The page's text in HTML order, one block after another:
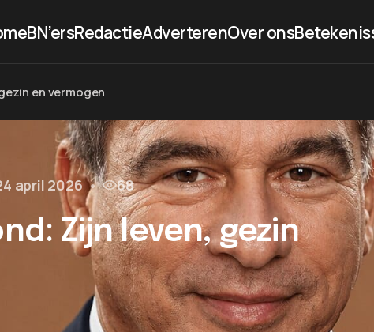
BN’ersRedactieAdverterenOver ons
en vermogen
april 2026 • 68
Zijn leven, gezin